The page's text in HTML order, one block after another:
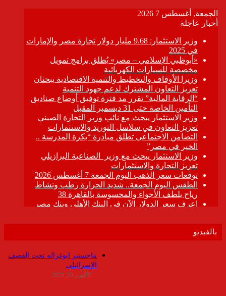
بالفيديو
ماجستير ابوغزاله تحت القصف
الإسرائيلى
أكتوبر 20, 2025